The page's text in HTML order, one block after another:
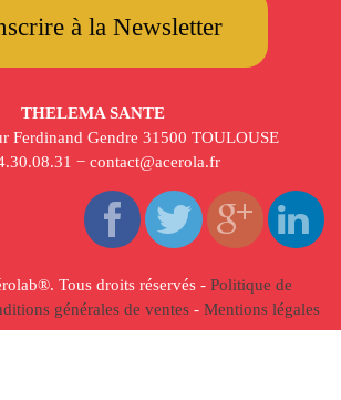
à la Newsletter
THELEMA SANTE
Ferdinand Gendre 31500 TOULOUSE
− contact@acerola.fr
®. Tous droits réservés - Politique de
générales de ventes - Mentions légales